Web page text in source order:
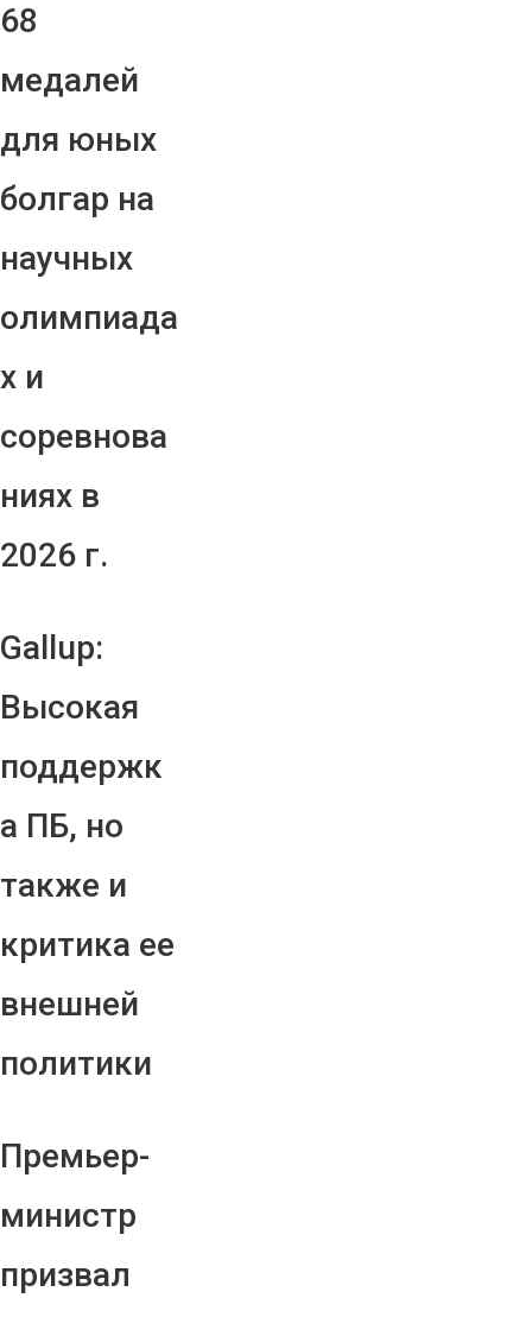
68
медалей
для юных
болгар на
научных
олимпиада
х и
соревнова
ниях в
2026 г.
Gallup:
Высокая
поддержк
а ПБ, но
также и
критика ее
внешней
политики
Премьер-
министр
призвал